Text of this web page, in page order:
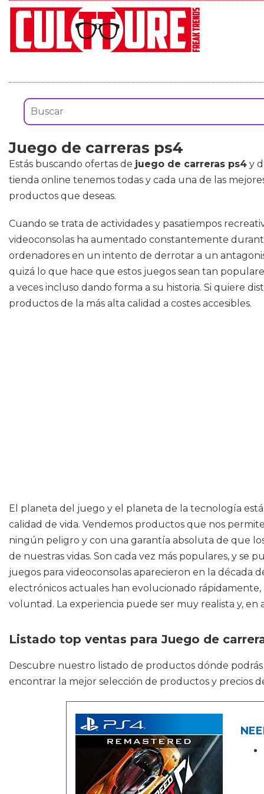
Juego de carreras ps4
Estás buscando ofertas de juego de carreras ps4 y
tienda online tenemos todas y cada una de las
productos que deseas.
Cuando se trata de actividades y pasatiempos
videoconsolas ha aumentado constantemente
ordenadores en un intento de derrotar a un
quizá lo que hace que estos juegos sean tan
a veces incluso dando forma a su historia. Si quiere
productos de la más alta calidad a costes accesibles.
El planeta del juego y el planeta de la tecnología
calidad de vida. Vendemos productos que nos
ningún peligro y con una garantía absoluta de que
de nuestras vidas. Son cada vez más populares, y se
juegos para videoconsolas aparecieron en la década
electrónicos actuales han evolucionado
voluntad. La experiencia puede ser muy realista y,
Listado top ventas para Juego de
Descubre nuestro listado de productos dónde
encontrar la mejor selección de productos y precios